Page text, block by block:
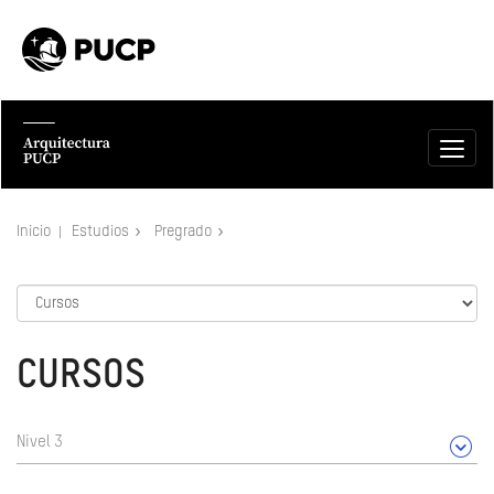
Inicio Estudios Pregrado
CURSOS
Nivel 3